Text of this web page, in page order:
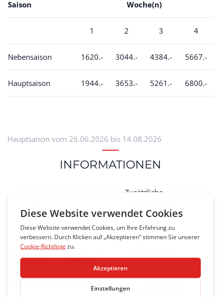
Saison Woche(n)
1 2 3 4
Nebensaison 1620.- 3044.- 4384.- 5667.-
Hauptsaison 1944.- 3653.- 5261.- 6800.-
Hauptsaison vom 26.06.2026 bis 14.08.2026
INFORMATIONEN
Zusätzliche
Länge : 699 cm
Breite : 230 cm
140 PS
Rückfahrkamera und
Navigationsgerät